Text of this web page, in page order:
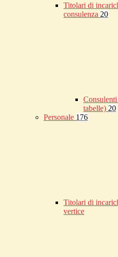
Titolari di
consulenza 20
tabelle) 20
Personale 176
Titolari di
vertice